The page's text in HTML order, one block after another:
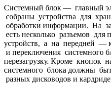
Системный блок — главный
собраны устройства для
обработки информации. На
есть несколько разъемов
устройств, а на передней —
и переключения системного
перезагрузку. Кроме кнопок
системного блока должны
разных дисководов и